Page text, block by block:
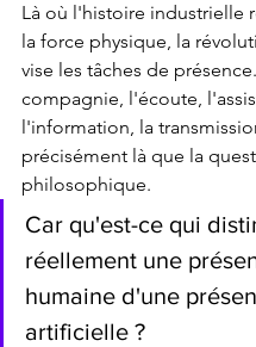
Là où l'histoire industrielle
la force physique, la
vise les tâches de
compagnie, l'écoute,
l'information, la
précisément là que la
philosophique.
Car qu'est-ce qui
réellement une
humaine d'une
artificielle ?